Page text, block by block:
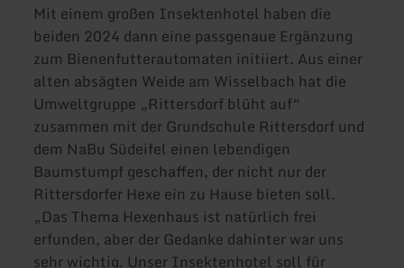
Mit einem großen Insektenhotel haben die
beiden 2024 dann eine passgenaue Ergänzung
zum Bienenfutterautomaten initiiert. Aus einer
alten absägten Weide am Wisselbach hat die
Umweltgruppe „Rittersdorf blüht auf“
zusammen mit der Grundschule Rittersdorf und
dem NaBu Südeifel einen lebendigen
Baumstumpf geschaffen, der nicht nur der
Rittersdorfer Hexe ein zu Hause bieten soll.
„Das Thema Hexenhaus ist natürlich frei
erfunden, aber der Gedanke dahinter war uns
sehr wichtig. Unser Insektenhotel soll für